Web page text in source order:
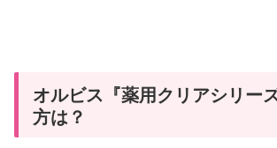
オルビス『薬用クリアシリー
方は？